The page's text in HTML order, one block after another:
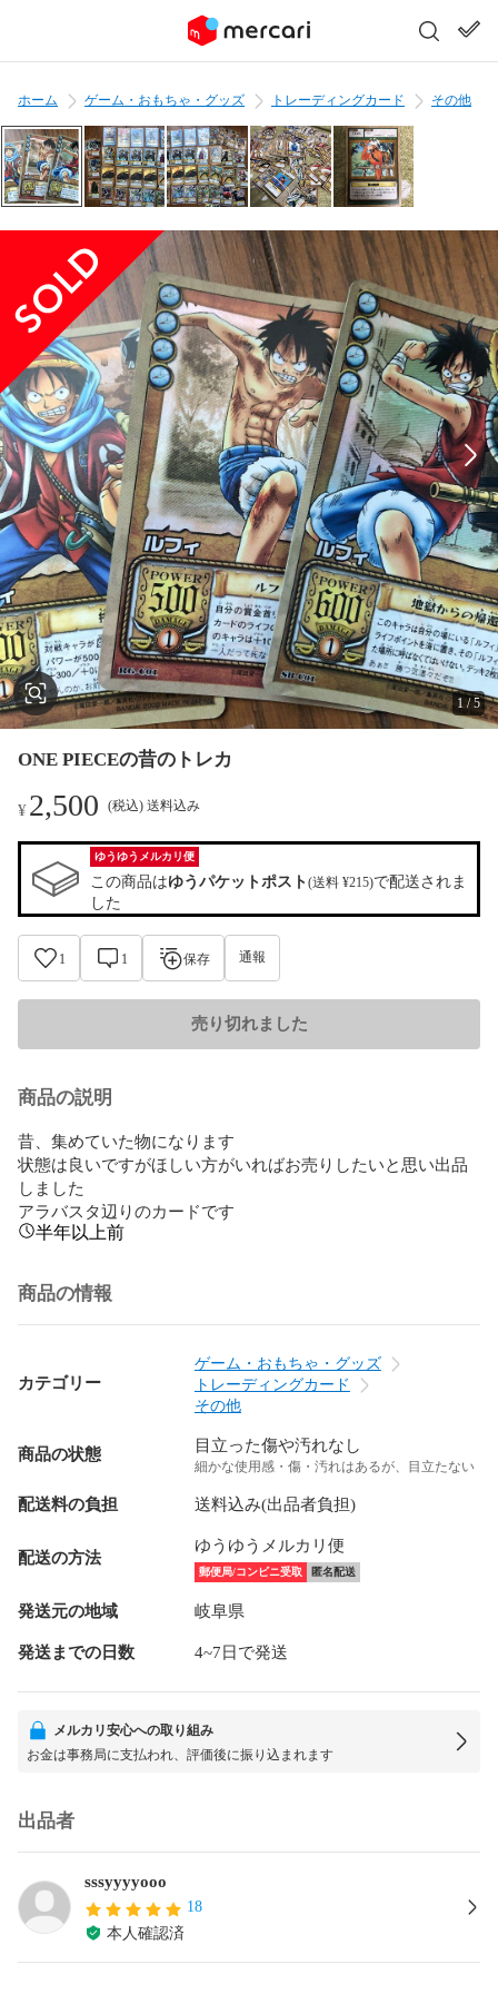
ホーム ゲーム・おもちゃ・グッズ トレーディングカード その他
1 /5
ONE PIECEの昔のトレカ
¥2,500 (税込) 送料込み
ゆうゆうメルカリ便
この商品はゆうパケットポスト(送料 ¥215)で配送されま
した
1 1 保存 通報
売り切れました
商品の説明
昔、集めていた物になります
状態は良いですがほしい方がいればお売りしたいと思い出品
しました
アラバスタ辺りのカードです
半年以上前
商品の情報
カテゴリー
ゲーム・おもちゃ・グッズ
トレーディングカード
その他
商品の状態 目立った傷や汚れなし
細かな使用感・傷・汚れはあるが、目立たない
配送料の負担 送料込み(出品者負担)
配送の方法
ゆうゆうメルカリ便
郵便局/コンビニ受取 匿名配送
発送元の地域 岐阜県
発送までの日数 4~7日で発送
メルカリ安心への取り組み
お金は事務局に支払われ、評価後に振り込まれます
出品者
sssyyyyooo
18
本人確認済